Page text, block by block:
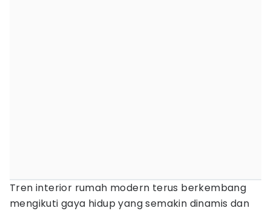
Tren interior rumah modern terus berkembang
mengikuti gaya hidup yang semakin dinamis dan